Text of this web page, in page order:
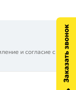
и согласие с